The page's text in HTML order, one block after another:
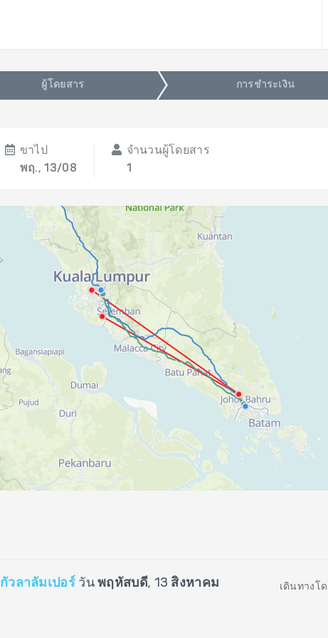
ผู้โดยสาร การชำระเงิน
ขาไป
พฤ., 13/08
จำนวนผู้โดยสาร
1
กัวลาลัมเปอร์วันพฤหัสบดี, 13 สิงหาคม
เดินทางโ